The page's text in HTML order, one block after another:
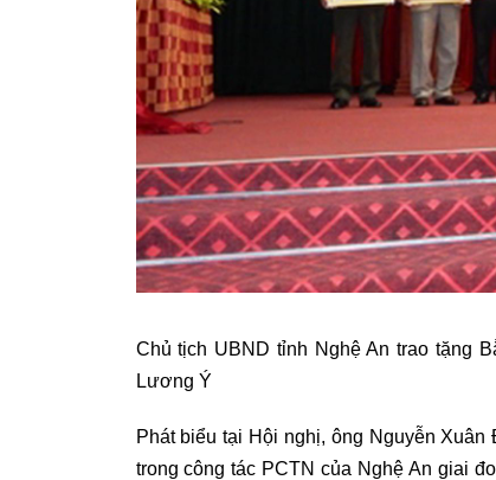
Chủ tịch UBND tỉnh Nghệ An trao tặng
Lương Ý
Phát biểu tại Hội nghị, ông Nguyễn
trong công tác PCTN của Nghệ An giai